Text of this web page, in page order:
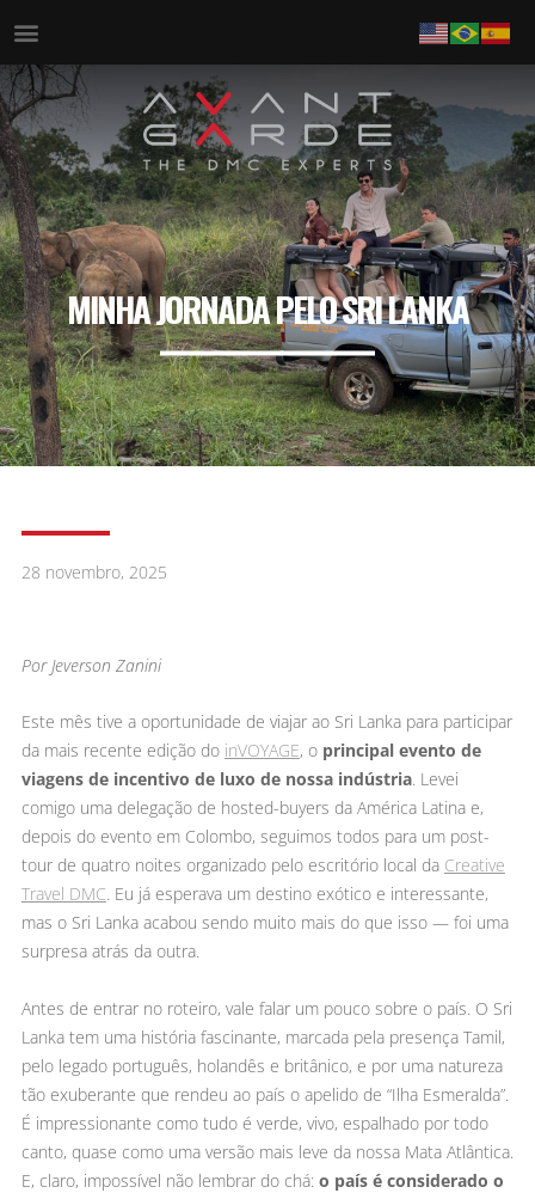
MINHA JORNADA PELO SRI LANKA
28 novembro, 2025
Por Jeverson Zanini
Este mês tive a oportunidade de viajar ao Sri Lanka para participar
da mais recente edição do inVOYAGE, o principal evento de
viagens de incentivo de luxo de nossa indústria. Levei
comigo uma delegação de hosted-buyers da América Latina e,
depois do evento em Colombo, seguimos todos para um post-
tour de quatro noites organizado pelo escritório local da Creative
Travel DMC. Eu já esperava um destino exótico e interessante,
mas o Sri Lanka acabou sendo muito mais do que isso — foi uma
surpresa atrás da outra.
Antes de entrar no roteiro, vale falar um pouco sobre o país. O Sri
Lanka tem uma história fascinante, marcada pela presença Tamil,
pelo legado português, holandês e britânico, e por uma natureza
tão exuberante que rendeu ao país o apelido de “Ilha Esmeralda”.
É impressionante como tudo é verde, vivo, espalhado por todo
canto, quase como uma versão mais leve da nossa Mata Atlântica.
E, claro, impossível não lembrar do chá: o país é considerado o